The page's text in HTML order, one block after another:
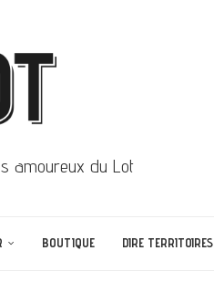
amoureux du Lot
BOUTIQUE DIRE TERRITOIRES